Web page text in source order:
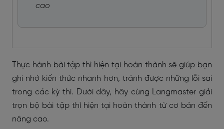
cao
Thực hành bài tập thì hiện tại hoàn thành sẽ giúp bạn
ghi nhớ kiến thức nhanh hơn, tránh được những lỗi sai
trong các kỳ thi. Dưới đây, hãy cùng Langmaster giải
trọn bộ bài tập thì hiện tại hoàn thành từ cơ bản đến
nâng cao.